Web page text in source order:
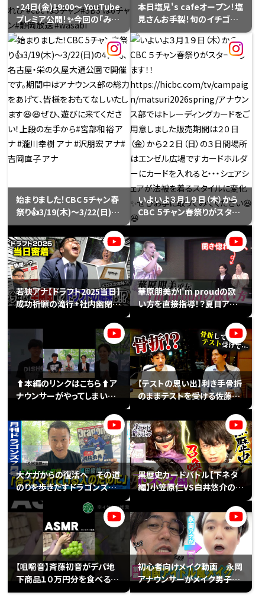
・24日(金)19:00〜 YouTube
プレミア公開！✨今回の「みて
ちょ」はSBS静岡放送さんへ
お邪魔した豪華コラボ！ のは
ずが…とんでもない事態に😂
地元の静岡に凱旋した夏目ア
ナがマイクがONなのに気づ
かずにヒソヒソ話をしてしまう
前代未聞のうっかり発動⚡️さら
に ✅ 鉄崎幹人さんのラジオ
番組で永岡アナが大暴れ ✅
緊張しすぎた榊原アナ、見たこ
とないレベルで噛み倒す ✅
た爆笑の舞台裏、 明日19時に
プレミア公開で一緒に盛り上
がりましょう♪チャット欄でお
待ちしてます！（プロフィール
のリンクからYouTubeへ飛
べます🔗）SBSアナウンサー
の野路アナ、岡村アナ、影島ア
ナ、杉本アナ、新城アナ井手ア
ナ、重長アナ(写真には写って
いませんが、牧野アナ、高田ア
✨#みてちょてれび #cbc は5
チャン#SBS は6チャン#静岡
放送 #wasabi
本日塩見's cafeオープン！塩
見さんお手製！旬のイチゴが
乗ったしっとりスポンジのお
いしいショートケーキ♡イメ
ージは…ハヤセショート！（途
中で面倒くさくなり笑、簡易版
だそうです😂）極上のお味で
した♡いよいよ明後日最終回
『リブート』、ぜひご覧くださ
い！
始まりました！CBC 5チャン春
祭り👍3/19(木)〜3/22(日)の
4日間、名古屋・栄の久屋大通
公園で開催です。期間中はア
ナウンス部の総力をあげて、
皆様をおもてなしいたします
😆😆ぜひ、遊びに来てくださ
い！上段の左手から#宮部和
裕 アナ #瀧川幸樹 アナ #沢
朋宏 アナ#吉岡直子 アナ
いよいよ３月１９日（木）から
CBC ５チャン春祭りがスター
トします！！
https://hicbc.com/tv/ca
mpaign/matsuri2026spri
ng/アナウンス部ではトレー
ディングカードをご用意しまし
た販売期間は２０日（金）から
２２日（日）の３日間場所はエ
ンゼル広場ですカードホルダ
ーにカードを入れると・・・シェ
アシェアが法被を着るスタイ
ルに変化✨ぜひお手に取って
みてください😆😆
若狭アナ【ドラフト2025当日】
成功祈願の滝行+社内幽閉の
るか？それとも早朝ロケとい
う半幽閉が運命を変えたか？
華原朋美がI'm proudの歌
い方を直接指導！？夏目アナ
プできるのか？【準備運動から
実践まで歌ってみた】
⬆️本編のリンクはこちら⬆️ア
ナウンサーがやってしまいま
弁
【テストの思い出】利き手骨折
のままテストを受ける佐藤ア
る榊原アナ
大ケガからの復活へ その道
のりを歩きだすドラゴンズ岡
田俊哉投手。待ってくれている
人のために。
黒歴史カードバトル【下ネタ
編】小笠原仁VS白井悠介の激
【咀嚼音】斉藤初音がデパ地
下商品１０万円分を食べる
#shorts #ASMR
初心者向けメイク動画 永岡
アナウンサーがメイク男子に
大変身 【前編】～BTS風